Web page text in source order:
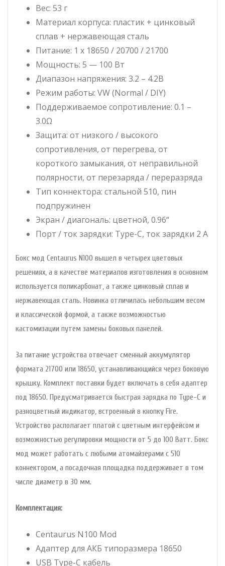
Вес: 53 г
Материал корпуса: пластик + цинковый
сплав + нержавеющая сталь
Питание: 1 х 18650 / 20700 / 21700
Мощность: 5 — 100 Вт
Диапазон напряжения: 3.2 – 4.2В
Режим работы: VW (Normal / DIY)
Поддерживаемое сопротивление: 0.1 –
3.0Ω
Защита: от низкого / высокого
сопротивления, от перегрева, от
короткого замыкания, от неправильной
полярности, от перезаряда / переразряда
Тип коннектора: стальной 510, пин
подпружинен
Экран / диагональ: цветной, 0.96“
Порт / ток зарядки: Type-C, ток зарядки 2 А
Бокс мод Centaurus N100 вышел в четырех цветовых
решениях, а в качестве материалов изготовления в основном
используется поликарбонат, а также цинковый сплав и
нержавеющая сталь. Новинка отличилась небольшим весом
и классической формой, а также возможностью
кастомизации путем замены боковых панелей.
За питание устройства отвечает сменный аккумулятор
формата 21700 или 18650, устанавливающийся через боковую
крышку. Комплект поставки будет включать в себя адаптер
под 18650. Предусматривается быстрая зарядка по Type-C и
разноцветный индикатор, встроенный в кнопку Fire.
Устройство располагает платой с цветным интерфейсом и
возможностью регулировки мощности от 5 до 100 Ватт. Бокс
мод может работать с любыми атомайзерами с 510
коннектором, а посадочная площадка поддерживает в том
числе диаметр в 30 мм.
Комплектация:
Centaurus N100 Mod
Адаптер для АКБ типоразмера 18650
USB Type-C кабель